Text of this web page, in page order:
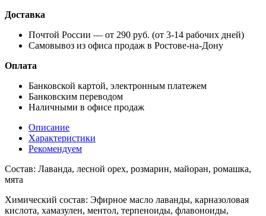
Доставка
Почтой России — от 290 руб. (от 3-14 рабочих дней)
Самовывоз из офиса продаж в Ростове-на-Дону
Оплата
Банковской картой, электронным платежем
Банковским переводом
Наличными в офисе продаж
Описание
Характеристики
Рекомендуем
Состав: Лаванда, лесной орех, розмарин, майоран, ромашка,
мята
Химический состав: Эфирное масло лаванды, карназоловая
кислота, хамазулен, ментол, терпеноиды, флавоноиды,